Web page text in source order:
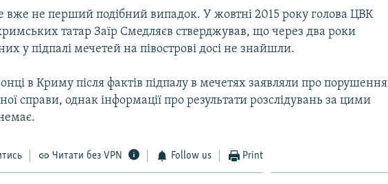
вже не перший подібний випадок. У жовтні 2015 року голова ЦВК
татар Заїр Смедляєв стверджував, що через два роки
у підпалі мечетей на півострові досі не знайшли.
в Криму після фактів підпалу в мечетях заявляли про порушення
справи, однак інформації про результати розслідувань за цими
Читати без VPN Follow us Print